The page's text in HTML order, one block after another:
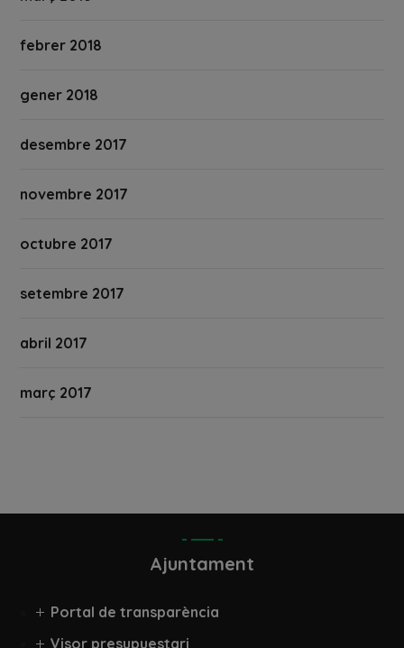
febrer 2018
gener 2018
desembre 2017
novembre 2017
octubre 2017
setembre 2017
abril 2017
març 2017
Ajuntament
Portal de transparència
Visor presupuestari